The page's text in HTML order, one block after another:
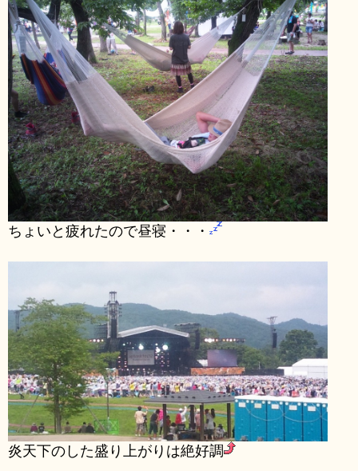
ちょいと疲れたので昼寝・・・
炎天下のした盛り上がりは絶好調